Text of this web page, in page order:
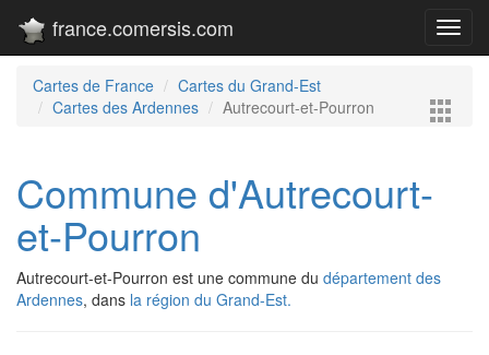
france.comersis.com
Cartes de France
Cartes du Grand-Est
Cartes des Ardennes
Autrecourt-et-Pourron
Commune d'Autrecourt-
et-Pourron
Autrecourt-et-Pourron est une commune du département des
Ardennes, dans la région du Grand-Est.